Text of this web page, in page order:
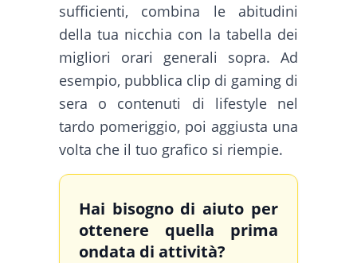
sufficienti, combina le abitudini
della tua nicchia con la tabella dei
migliori orari generali sopra. Ad
esempio, pubblica clip di gaming di
sera o contenuti di lifestyle nel
tardo pomeriggio, poi aggiusta una
volta che il tuo grafico si riempie.
Hai bisogno di aiuto per
ottenere quella prima
ondata di attività?